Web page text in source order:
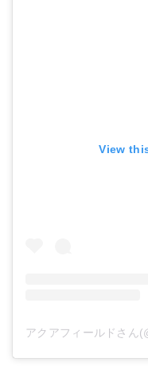
View